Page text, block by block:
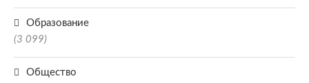
Образование
(3 099)
Общество